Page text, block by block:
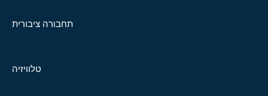
תחבורה ציבורית
טלוויזיה